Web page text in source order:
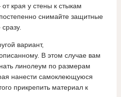
края у стены к стыкам
снимайте защитные
вариант,
В этом случае вам
линолеум по размерам
нанести самоклеющуюся
прикрепить материал к